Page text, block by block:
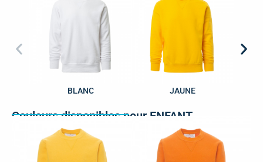
BLANC JAUNE
Couleurs disponibles pour ENFANT